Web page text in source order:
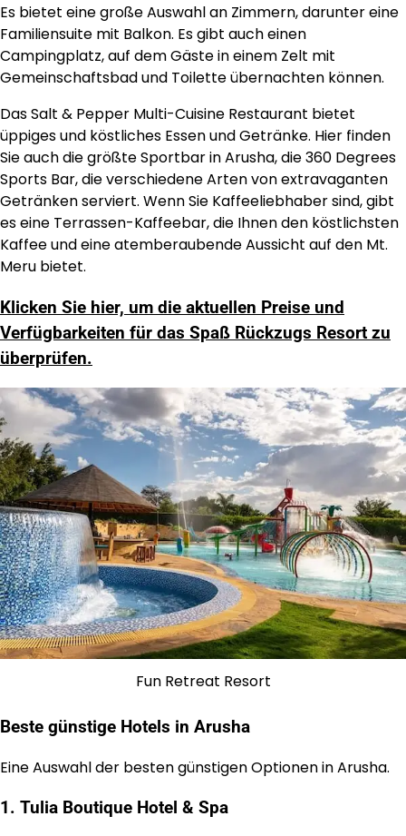
Es bietet eine große Auswahl an Zimmern, darunter eine
Familiensuite mit Balkon. Es gibt auch einen
Campingplatz, auf dem Gäste in einem Zelt mit
Gemeinschaftsbad und Toilette übernachten können.
Das Salt & Pepper Multi-Cuisine Restaurant bietet
üppiges und köstliches Essen und Getränke. Hier finden
Sie auch die größte Sportbar in Arusha, die 360 Degrees
Sports Bar, die verschiedene Arten von extravaganten
Getränken serviert. Wenn Sie Kaffeeliebhaber sind, gibt
es eine Terrassen-Kaffeebar, die Ihnen den köstlichsten
Kaffee und eine atemberaubende Aussicht auf den Mt.
Meru bietet.
Klicken Sie hier, um die aktuellen Preise und
Verfügbarkeiten für das Spaß Rückzugs Resort zu
überprüfen.
Fun Retreat Resort
Beste günstige Hotels in Arusha
Eine Auswahl der besten günstigen Optionen in Arusha.
1. Tulia Boutique Hotel & Spa